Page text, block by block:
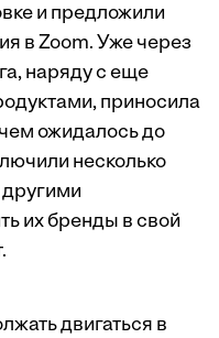
и предложили
в Zoom. Уже через
наряду с еще
приносила
ожидалось до
несколько
их бренды в свой
двигаться в